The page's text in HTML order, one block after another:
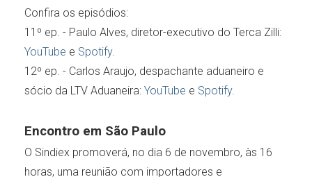
Confira os episódios:
11º ep. - Paulo Alves, diretor-executivo do Terca Zilli:
YouTube e Spotify.
12º ep. - Carlos Araujo, despachante aduaneiro e
sócio da LTV Aduaneira: YouTube e Spotify.
Encontro em São Paulo
O Sindiex promoverá, no dia 6 de novembro, às 16
horas, uma reunião com importadores e